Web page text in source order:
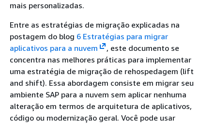
mais personalizadas.
Entre as estratégias de migração explicadas na
postagem do blog 6 Estratégias para migrar
aplicativos para a nuvem
, este documento se
concentra nas melhores práticas para implementar
uma estratégia de migração de rehospedagem (lift
and shift). Essa abordagem consiste em migrar seu
ambiente SAP para a nuvem sem aplicar nenhuma
alteração em termos de arquitetura de aplicativos,
código ou modernização geral. Você pode usar